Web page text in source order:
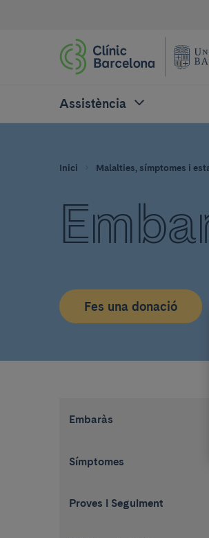
Assistència
Inici Malalties, símptomes i
Fes una donació
Embaràs
Símptomes
Proves i Seguiment